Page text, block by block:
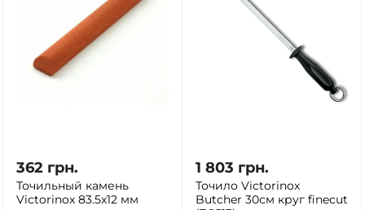
362 грн.
Точильный камень
Victorinox 83.5x12 мм
1 803 грн.
Точило Victorinox
Butcher 30см круг finecut